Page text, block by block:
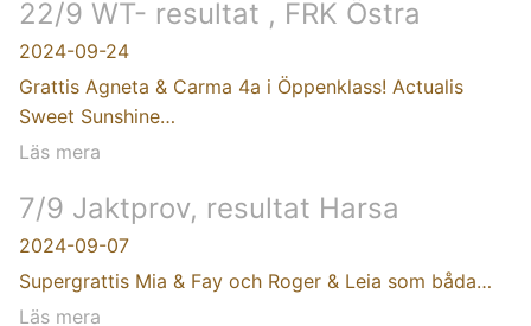
22/9 WT- resultat , FRK Östra
2024-09-24
Grattis Agneta & Carma 4a i Öppenklass! Actualis
Sweet Sunshine…
Läs mera
7/9 Jaktprov, resultat Harsa
2024-09-07
Supergrattis Mia & Fay och Roger & Leia som båda…
Läs mera